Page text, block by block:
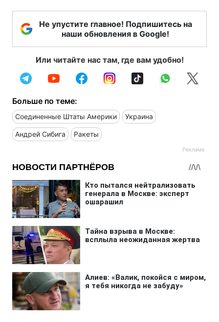
Не упустите главное! Подпишитесь на
наши обновления в Google!
Или читайте нас там, где вам удобно!
Больше по теме:
Соединенные Штаты Америки Украина
Андрей Сибига Ракеты